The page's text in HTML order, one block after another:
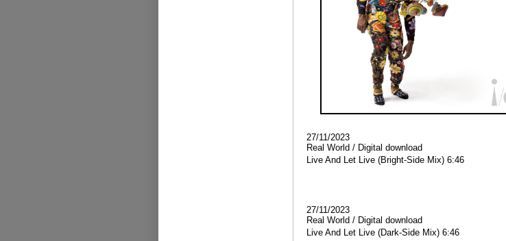
27/11/2023
Real World / Digital download
Live And Let Live (Bright-Side Mix) 6:46
27/11/2023
Real World / Digital download
Live And Let Live(Dark-Side Mix)6:46